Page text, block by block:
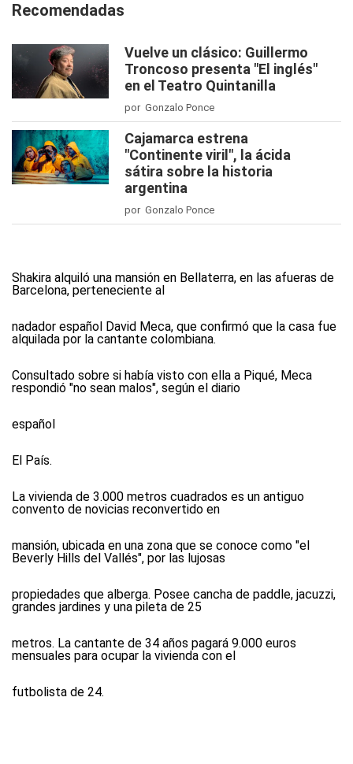
Recomendadas
Vuelve un clásico: Guillermo
Troncoso presenta "El inglés"
en el Teatro Quintanilla
por Gonzalo Ponce
Cajamarca estrena
"Continente viril", la ácida
sátira sobre la historia
argentina
por Gonzalo Ponce
Shakira alquiló una mansión en Bellaterra, en las afueras de
Barcelona, perteneciente al
nadador español David Meca, que confirmó que la casa fue
alquilada por la cantante colombiana.
Consultado sobre si había visto con ella a Piqué, Meca
respondió "no sean malos", según el diario
español
El País.
La vivienda de 3.000 metros cuadrados es un antiguo
convento de novicias reconvertido en
mansión, ubicada en una zona que se conoce como "el
Beverly Hills del Vallés", por las lujosas
propiedades que alberga. Posee cancha de paddle, jacuzzi,
grandes jardines y una pileta de 25
metros. La cantante de 34 años pagará 9.000 euros
mensuales para ocupar la vivienda con el
futbolista de 24.